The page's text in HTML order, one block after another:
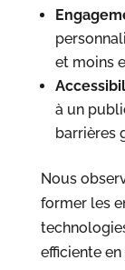
et moins
à un
barrières
Nous
former les
efficiente en